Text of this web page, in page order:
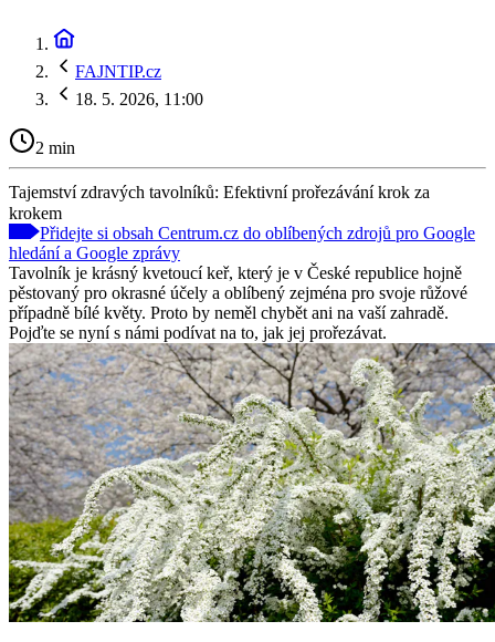
FAJNTIP.cz
18. 5. 2026, 11:00
2 min
Tajemství zdravých tavolníků: Efektivní prořezávání krok za
krokem
Přidejte si obsah Centrum.cz do oblíbených zdrojů pro Google
hledání a Google zprávy
Tavolník je krásný kvetoucí keř, který je v České republice hojně
pěstovaný pro okrasné účely a oblíbený zejména pro svoje růžové
případně bílé květy. Proto by neměl chybět ani na vaší zahradě.
Pojďte se nyní s námi podívat na to, jak jej prořezávat.